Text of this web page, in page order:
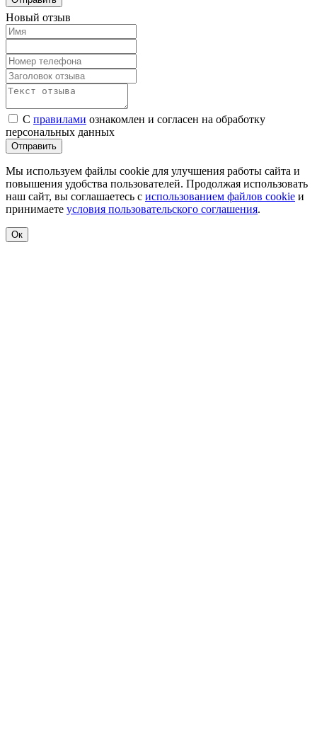
Новый отзыв
С правилами ознакомлен и согласен на обработку
персональных данных
Отправить
Мы используем файлы cookie для улучшения работы сайта и
повышения удобства пользователей. Продолжая использовать
наш сайт, вы соглашаетесь с использованием файлов cookie и
принимаете условия пользовательского соглашения.
Ок